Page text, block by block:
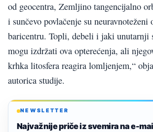
od geocentra, Zemljino tangencijalno
i sunčevo povlačenje su neuravnoteženi
baricentru. Topli, debeli i jaki unutarnji
mogu izdržati ova opterećenja, ali
krhka litosfera reagira lomljenjem,“
autorica studije.
NEWSLETTER
Najvažnije priče iz svemira na e-